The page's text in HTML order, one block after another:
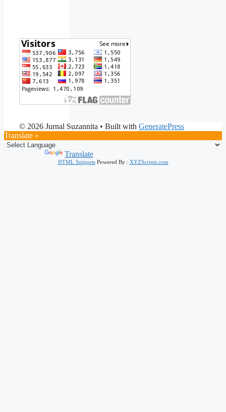
© 2026 Jurnal Suzannita • Built with GeneratePress
Translate »
Translate
HTML SnippetsPowered By : XYZScripts.com